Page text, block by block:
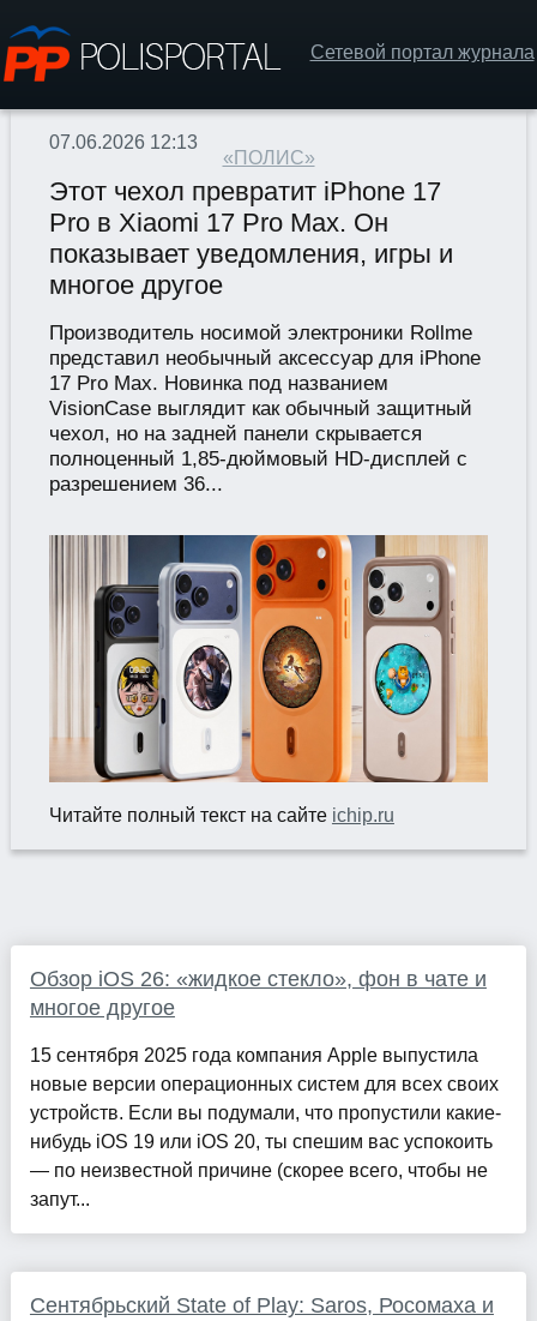
Сетевой портал журнала
«ПОЛИС»
07.06.2026 12:13
Этот чехол превратит iPhone 17
Pro в Xiaomi 17 Pro Max. Он
показывает уведомления, игры и
многое другое
Производитель носимой электроники Rollme
представил необычный аксессуар для iPhone
17 Pro Max. Новинка под названием
VisionCase выглядит как обычный защитный
чехол, но на задней панели скрывается
полноценный 1,85-дюймовый HD-дисплей с
разрешением 36...
Читайте полный текст на сайте ichip.ru
Обзор iOS 26: «жидкое стекло», фон в чате и
многое другое
15 сентября 2025 года компания Apple выпустила
новые версии операционных систем для всех своих
устройств. Если вы подумали, что пропустили какие-
нибудь iOS 19 или iOS 20, ты спешим вас успокоить
— по неизвестной причине (скорее всего, чтобы не
запут...
Сентябрьский State of Play: Saros, Росомаха и